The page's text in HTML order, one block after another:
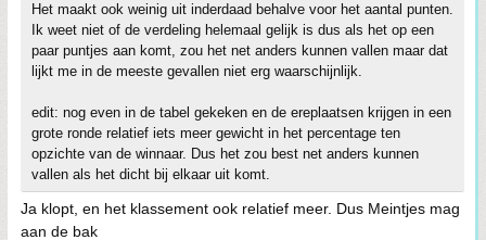
Het maakt ook weinig uit inderdaad behalve voor het aantal punten.
Ik weet niet of de verdeling helemaal gelijk is dus als het op een
paar puntjes aan komt, zou het net anders kunnen vallen maar dat
lijkt me in de meeste gevallen niet erg waarschijnlijk.
edit: nog even in de tabel gekeken en de ereplaatsen krijgen in een
grote ronde relatief iets meer gewicht in het percentage ten
opzichte van de winnaar. Dus het zou best net anders kunnen
vallen als het dicht bij elkaar uit komt.
Ja klopt, en het klassement ook relatief meer. Dus Meintjes mag
aan de bak